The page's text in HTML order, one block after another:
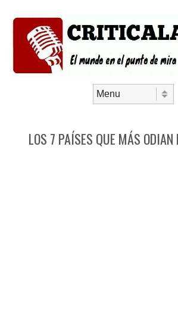
LOS 7 PAÍSES QUE MÁS ODIAN